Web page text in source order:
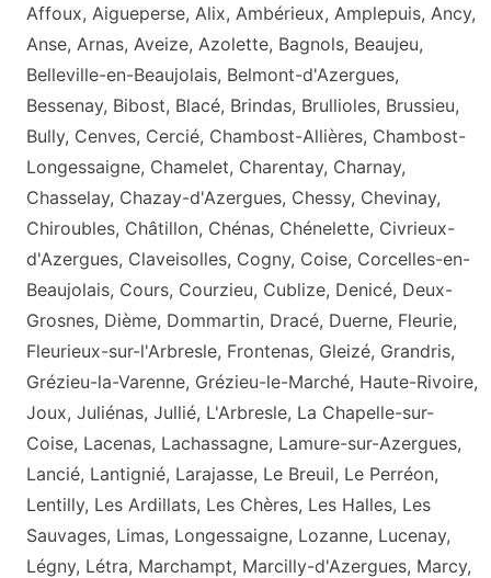
Affoux, Aigueperse, Alix, Ambérieux, Amplepuis, Ancy,
Anse, Arnas, Aveize, Azolette, Bagnols, Beaujeu,
Belleville-en-Beaujolais, Belmont-d'Azergues,
Bessenay, Bibost, Blacé, Brindas, Brullioles, Brussieu,
Bully, Cenves, Cercié, Chambost-Allières, Chambost-
Longessaigne, Chamelet, Charentay, Charnay,
Chasselay, Chazay-d'Azergues, Chessy, Chevinay,
Chiroubles, Châtillon, Chénas, Chénelette, Civrieux-
d'Azergues, Claveisolles, Cogny, Coise, Corcelles-en-
Beaujolais, Cours, Courzieu, Cublize, Denicé, Deux-
Grosnes, Dième, Dommartin, Dracé, Duerne, Fleurie,
Fleurieux-sur-l'Arbresle, Frontenas, Gleizé, Grandris,
Grézieu-la-Varenne, Grézieu-le-Marché, Haute-Rivoire,
Joux, Juliénas, Jullié, L'Arbresle, La Chapelle-sur-
Coise, Lacenas, Lachassagne, Lamure-sur-Azergues,
Lancié, Lantignié, Larajasse, Le Breuil, Le Perréon,
Lentilly, Les Ardillats, Les Chères, Les Halles, Les
Sauvages, Limas, Longessaigne, Lozanne, Lucenay,
Légny, Létra, Marchampt, Marcilly-d'Azergues, Marcy,